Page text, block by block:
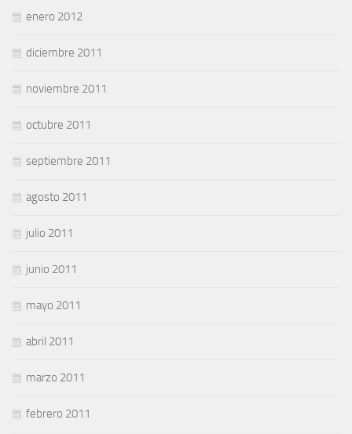
enero 2012
diciembre 2011
noviembre 2011
octubre 2011
septiembre 2011
agosto 2011
julio 2011
junio 2011
mayo 2011
abril 2011
marzo 2011
febrero 2011